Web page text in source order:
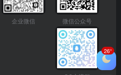
企业微信 微信公众号
26°